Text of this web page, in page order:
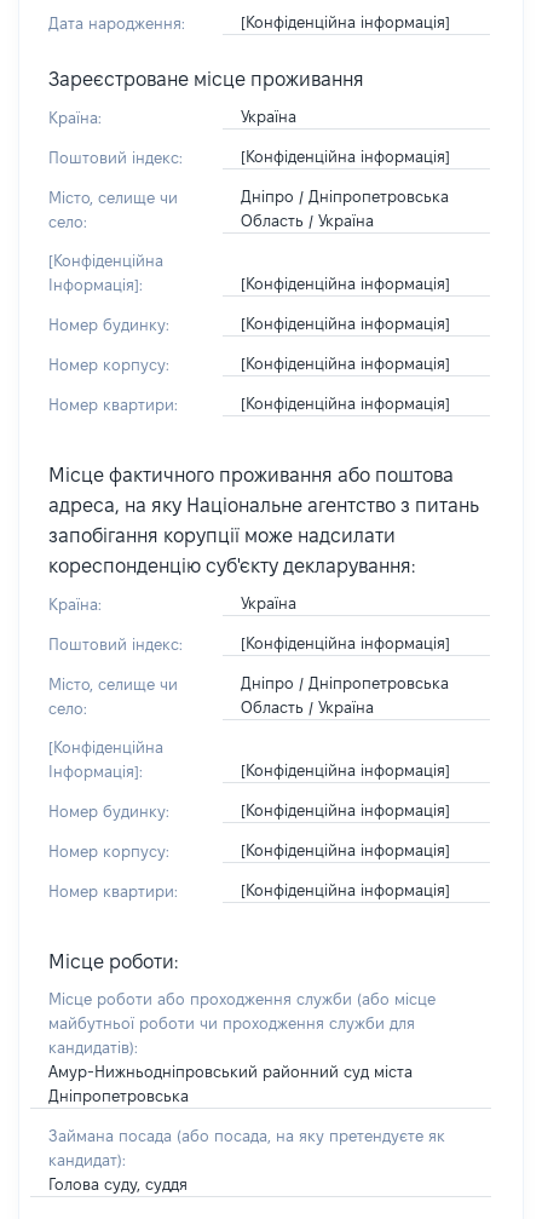
Дата народження: [Конфіденційна інформація]
Зареєстроване місце проживання
Країна: Україна
Поштовий індекс: [Конфіденційна інформація]
Місто, селище чи
село:
Дніпро / Дніпропетровська
Область / Україна
[Конфіденційна
Інформація]:
[Конфіденційна інформація]
Номер будинку: [Конфіденційна інформація]
Номер корпусу: [Конфіденційна інформація]
Номер квартири: [Конфіденційна інформація]
Місце фактичного проживання або поштова
адреса, на яку Національне агентство з питань
запобігання корупції може надсилати
кореспонденцію суб'єкту декларування:
Країна: Україна
Поштовий індекс: [Конфіденційна інформація]
Місто, селище чи
село:
Дніпро / Дніпропетровська
Область / Україна
[Конфіденційна
Інформація]:
[Конфіденційна інформація]
Номер будинку: [Конфіденційна інформація]
Номер корпусу: [Конфіденційна інформація]
Номер квартири: [Конфіденційна інформація]
Місце роботи:
Місце роботи або проходження служби (або місце
майбутньої роботи чи проходження служби для
кандидатів):
Амур-Нижньодніпровський районний суд міста
Дніпропетровська
Займана посада (або посада, на яку претендуєте як
кандидат):
Голова суду, суддя